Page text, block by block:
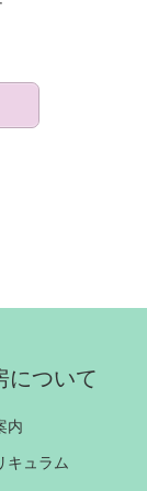
について
内
キュラム